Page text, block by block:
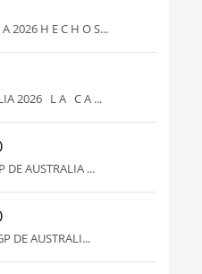
2026 H E C H O S...
2026 L A C A ...
AUSTRALIA ...
AUSTRALI...